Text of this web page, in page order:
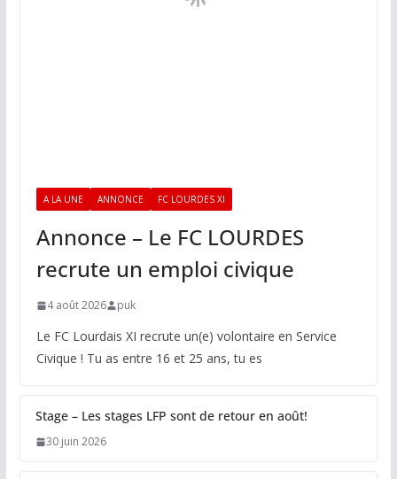
A LA UNE ANNONCE FC LOURDES XI
Annonce – Le FC LOURDES
recrute un emploi civique
4 août 2026 puk
Le FC Lourdais XI recrute un(e) volontaire en Service
Civique ! Tu as entre 16 et 25 ans, tu es
Stage – Les stages LFP sont de retour en août!
30 juin 2026